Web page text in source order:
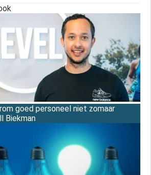
goed personeel niet zomaar
Biekman